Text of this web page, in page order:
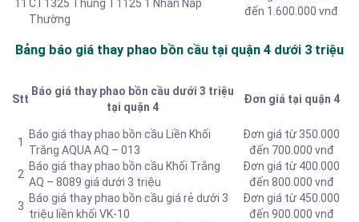
11 CT1325 Thùng T1125 1 Nhấn Nắp
Thường
đến 1.600.000 vnđ
Bảng báo giá thay phao bồn cầu tại quận 4 dưới 3 triệu
Stt
Báo giá thay phao bồn cầu dưới 3 triệu
tại quận 4
Đơn giá tại quận 4
1
Báo giá thay phao bồn cầu Liền Khối
Trắng AQUA AQ – 013
Đơn giá từ 350.000
đến 700.000 vnđ
2
Báo giá thay phao bồn cầu Khối Trắng
AQ – 8089 giá dưới 3 triệu
Đơn giá từ 400.000
đến 800.000 vnđ
3
Báo giá thay phao bồn cầu giá rẻ dưới 3
triệu liền khối VK-10
Đơn giá từ 450.000
đến 900.000 vnđ